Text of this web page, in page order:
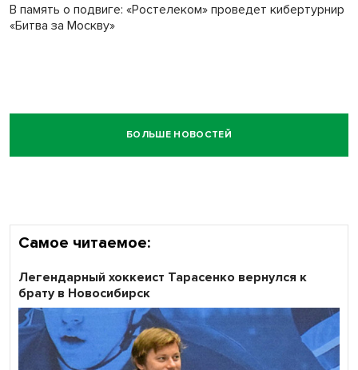
В память о подвиге: «Ростелеком» проведет кибертурнир
«Битва за Москву»
БОЛЬШЕ НОВОСТЕЙ
Самое читаемое:
Легендарный хоккеист Тарасенко вернулся к
брату в Новосибирск